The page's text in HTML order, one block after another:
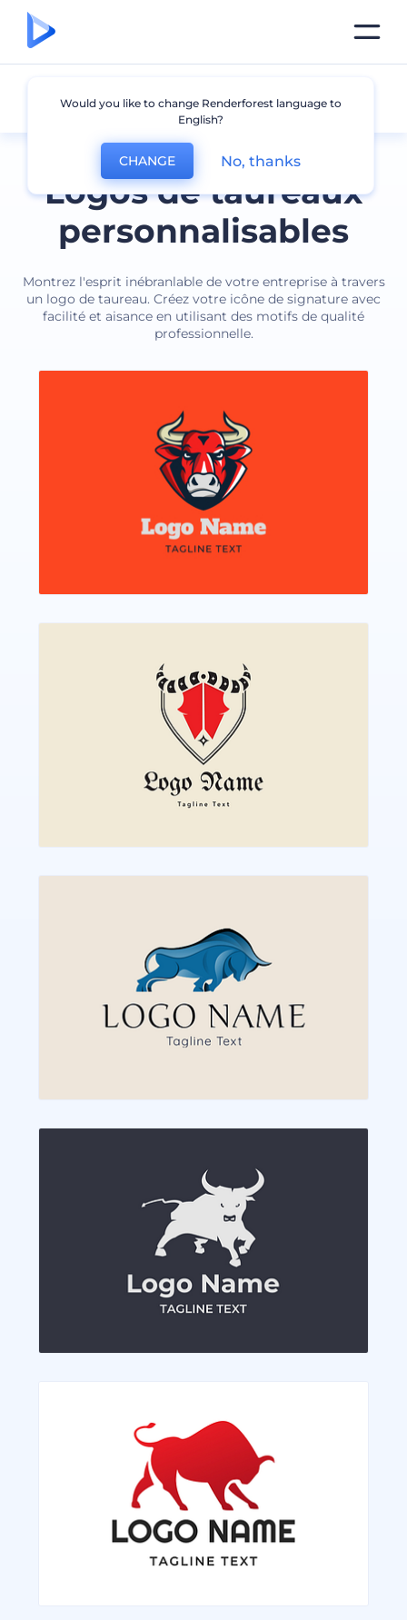
Logos de taureaux
personnalisables
Montrez l'esprit inébranlable de votre entreprise à travers
un logo de taureau. Créez votre icône de signature avec
facilité et aisance en utilisant des motifs de qualité
professionnelle.
Taureau
Would you like to change Renderforest language to
English?
CHANGE No, thanks